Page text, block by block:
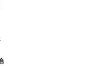
シンガーグループ